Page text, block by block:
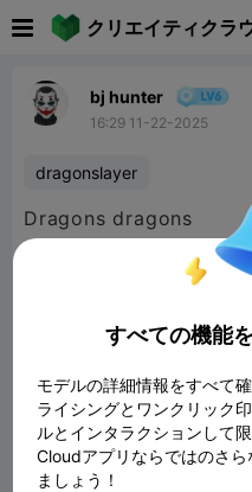
クリエイティクラ
bj hunter
16:29 11-22-2025
dragonslayer
すべての機能
モデルの詳細情報をすべて
ライシングとワンクリック
ルとインタラクションして
Cloudアプリならではのさ
ましょう！